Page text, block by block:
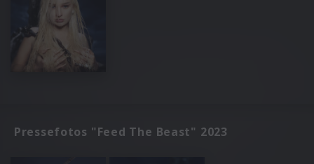
Pressefotos "Feed The Beast" 2023